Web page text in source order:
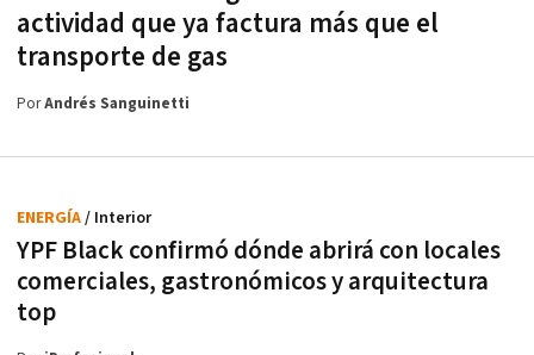
actividad que ya factura más que el
transporte de gas
PorAndrés Sanguinetti
YPF Black confirmó dónde abrirá con locales
comerciales, gastronómicos y arquitectura
top
ENERGÍA/ Interior